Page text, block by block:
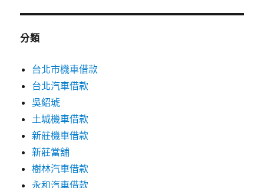
分類
台北市機車借款
台北汽車借款
吳紹琥
土城機車借款
新莊機車借款
新莊當舖
樹林汽車借款
永和汽車借款